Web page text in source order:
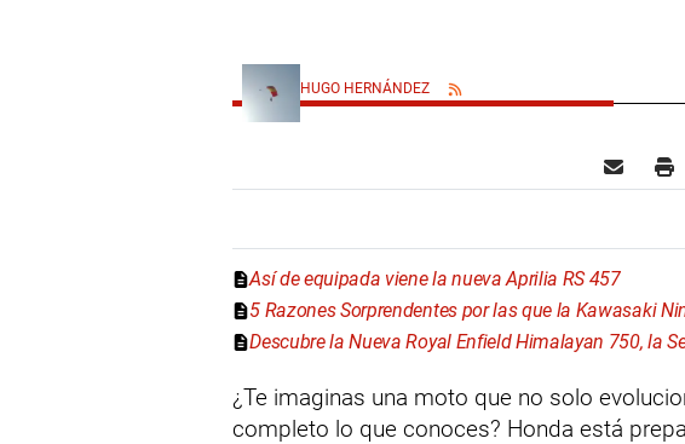
HUGO HERNÁNDEZ
Así de equipada viene la nueva Aprilia RS 457
5 Razones Sorprendentes por las que la Kawasaki
Descubre la Nueva Royal Enfield Himalayan 750, la
¿Te imaginas una moto que no solo
completo lo que conoces? Honda está